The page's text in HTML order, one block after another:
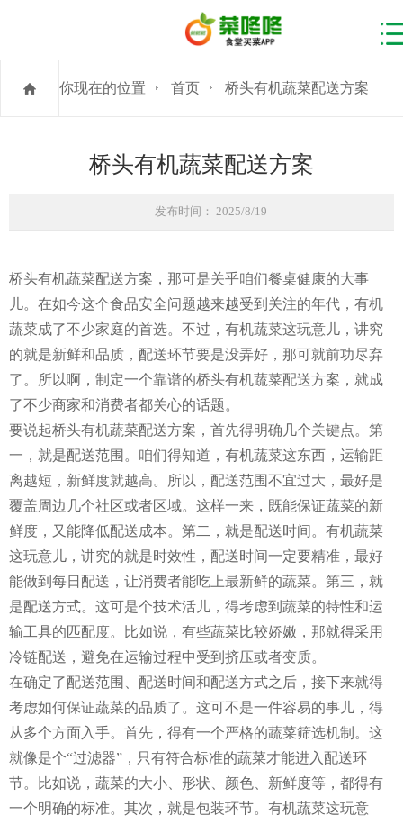
你现在的位置 首页 桥头有机蔬菜配送方案
桥头有机蔬菜配送方案
发布时间： 2025/8/19
桥头有机蔬菜配送方案，那可是关乎咱们餐桌健康的大事
儿。在如今这个食品安全问题越来越受到关注的年代，有机
蔬菜成了不少家庭的首选。不过，有机蔬菜这玩意儿，讲究
的就是新鲜和品质，配送环节要是没弄好，那可就前功尽弃
了。所以啊，制定一个靠谱的桥头有机蔬菜配送方案，就成
了不少商家和消费者都关心的话题。
要说起桥头有机蔬菜配送方案，首先得明确几个关键点。第
一，就是配送范围。咱们得知道，有机蔬菜这东西，运输距
离越短，新鲜度就越高。所以，配送范围不宜过大，最好是
覆盖周边几个社区或者区域。这样一来，既能保证蔬菜的新
鲜度，又能降低配送成本。第二，就是配送时间。有机蔬菜
这玩意儿，讲究的就是时效性，配送时间一定要精准，最好
能做到每日配送，让消费者能吃上最新鲜的蔬菜。第三，就
是配送方式。这可是个技术活儿，得考虑到蔬菜的特性和运
输工具的匹配度。比如说，有些蔬菜比较娇嫩，那就得采用
冷链配送，避免在运输过程中受到挤压或者变质。
在确定了配送范围、配送时间和配送方式之后，接下来就得
考虑如何保证蔬菜的品质了。这可不是一件容易的事儿，得
从多个方面入手。首先，得有一个严格的蔬菜筛选机制。这
就像是个“过滤器”，只有符合标准的蔬菜才能进入配送环
节。比如说，蔬菜的大小、形状、颜色、新鲜度等，都得有
一个明确的标准。其次，就是包装环节。有机蔬菜这玩意